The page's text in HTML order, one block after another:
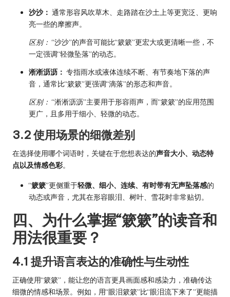
沙沙： 通常形容风吹草木、走路踏在沙土上等更宽泛、更响
亮一些的摩擦声。
区别： “沙沙”的声音可能比“簌簌”更宏大或更清晰一些，不
一定强调“轻微坠落”的动态。
淅淅沥沥： 专指雨水或液体连续不断、有节奏地下落的声
音，通常比“簌簌”更强调“滴落”的形态和声音。
区别： “淅淅沥沥”主要用于形容雨声，而“簌簌”的应用范围
更广，且多用于细小、轻微的动态。
3.2 使用场景的细微差别
在选择使用哪个词语时，关键在于您想表达的声音大小、动态特
点以及情感色彩。
“簌簌”更侧重于轻微、细小、连续、有时带有无声坠落感的
动态或声音，尤其在形容眼泪、树叶、雪花时非常贴切。
四、为什么掌握“簌簌”的读音和
用法很重要？
4.1 提升语言表达的准确性与生动性
正确使用“簌簌”，能让您的语言更具画面感和感染力，准确传达
细微的情感和场景。例如，用“眼泪簌簌”比“眼泪流下来了”更能描